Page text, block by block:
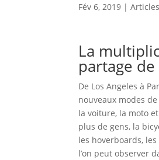
Fév 6, 2019 |Articles
La
partage de
De Los Angeles à
nouveaux modes
la voiture, la moto
plus de gens, la
les hoverboards,
l’on peut observer